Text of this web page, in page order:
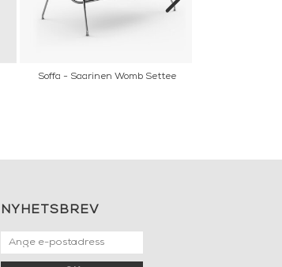
Soffa - Saarinen Womb Settee
NYHETSBREV